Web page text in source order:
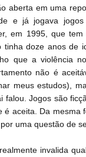
aberta em uma
e já jogava jogos
em 1995, que
tinha doze anos de
que a violência
não é
meus estudos),
falou. Jogos são
é aceita. Da mesma
uma questão de
invalida